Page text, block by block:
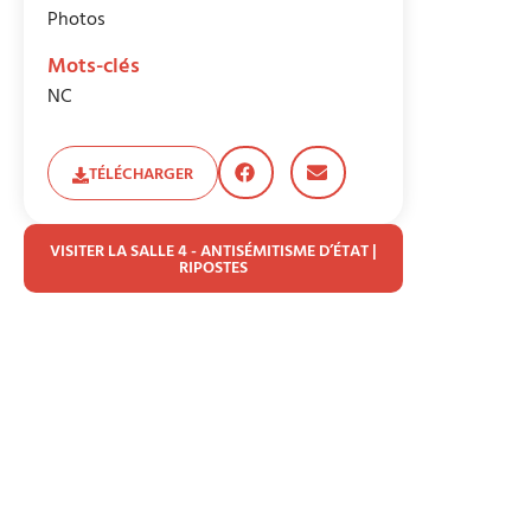
Photos
Mots-clés
NC
TÉLÉCHARGER
VISITER LA SALLE 4 - ANTISÉMITISME D’ÉTAT |
RIPOSTES